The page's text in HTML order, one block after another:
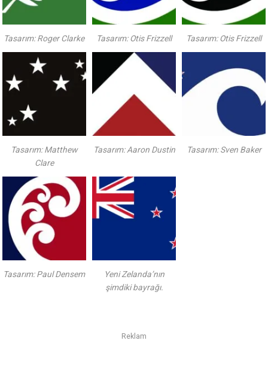
Tasarım: Roger Clarke Tasarım: Otis Frizzell Tasarım: Otis Frizzell
Tasarım: Matthew
Clare
Tasarım: Aaron Dustin Tasarım: Sven Baker
Tasarım: Paul Densem
Yeni Zelanda’nın
şimdiki bayrağı.
Reklam